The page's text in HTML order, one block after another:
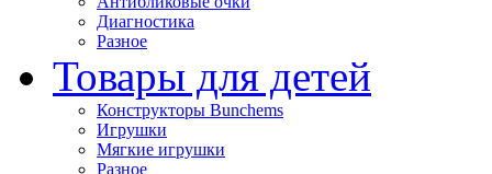
Диагностика
Разное
Товары для детей
Конструкторы Bunchems
Игрушки
Мягкие игрушки
Разное